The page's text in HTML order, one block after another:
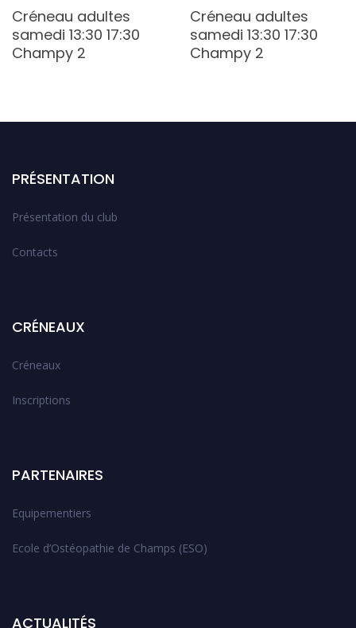
Créneau adultes
samedi 13:30 17:30
Champy 2
Créneau adultes
samedi 13:30 17:30
Champy 2
PRÉSENTATION
Présentation du club
Contacts
CRÉNEAUX
Créneaux
Inscriptions
PARTENAIRES
Equipementiers
Ecole d’Ostéopathie de Champs (ESO)
ACTUALITÉS